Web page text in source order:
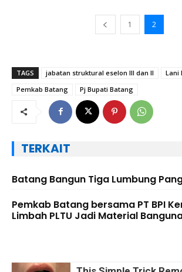
1 2
TAGS jabatan struktural eselon III dan II
Lani
Pemkab Batang
Pj Bupati Batang
TERKAIT
Batang Bangun Tiga Lumbung
Pemkab Batang bersama PT BPI
Limbah PLTU Jadi Material